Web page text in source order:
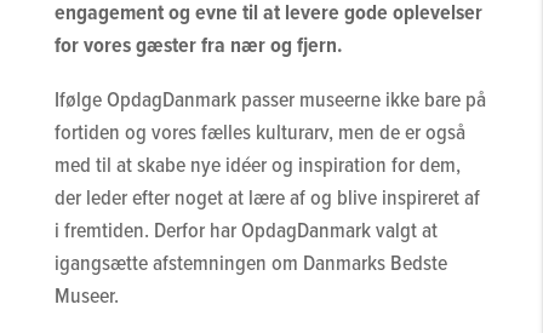
engagement og evne til at levere gode oplevelser
for vores gæster fra nær og fjern.
Ifølge OpdagDanmark passer museerne ikke bare på
fortiden og vores fælles kulturarv, men de er også
med til at skabe nye idéer og inspiration for dem,
der leder efter noget at lære af og blive inspireret af
i fremtiden. Derfor har OpdagDanmark valgt at
igangsætte afstemningen om Danmarks Bedste
Museer.